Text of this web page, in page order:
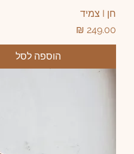
חן I צמיד
מחיר
הוספה לסל